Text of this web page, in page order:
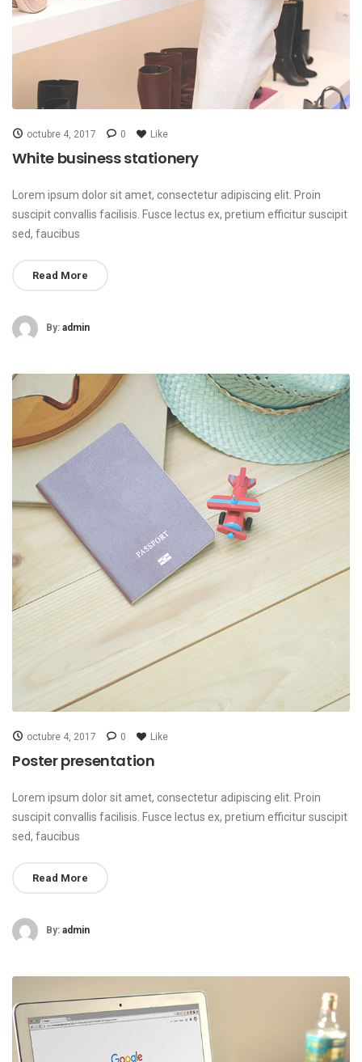
octubre 4, 2017 0 Like
White business stationery
Lorem ipsum dolor sit amet, consectetur adipiscing elit. Proin
suscipit convallis facilisis. Fusce lectus ex, pretium efficitur suscipit
sed, faucibus
Read More
By: admin
octubre 4, 2017 0 Like
Poster presentation
Lorem ipsum dolor sit amet, consectetur adipiscing elit. Proin
suscipit convallis facilisis. Fusce lectus ex, pretium efficitur suscipit
sed, faucibus
Read More
By: admin